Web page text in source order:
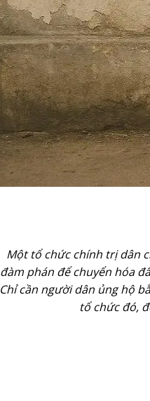
Một tổ chức chính trị dân
đàm phán để chuyển hóa
Chỉ cần người dân ủng hộ
tổ chức đó,